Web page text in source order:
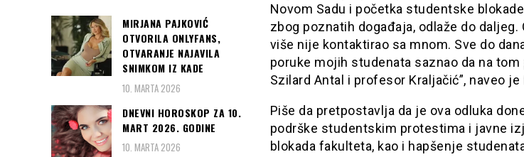
Novom Sadu i početka studentske
zbog poznatih događaja, odlaže do daljeg.
više nije kontaktirao sa mnom. Sve do
poruke mojih studenata saznao da na
Szilard Antal i profesor Kraljačić”, naveo je
Piše da pretpostavlja da je ova odluka
podrške studentskim protestima i javne
blokada fakulteta, kao i hapšenje
MIRJANA PAJKOVIĆ
OTVORILA ONLYFANS,
OTVARANJE NAJAVILA
SNIMKOM IZ KADE
10. MARTA 2026
DNEVNI HOROSKOP ZA 10.
MART 2026. GODINE
10. MARTA 2026